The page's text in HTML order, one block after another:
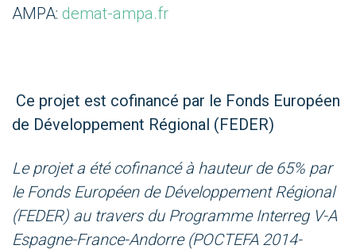
AMPA: demat-ampa.fr
Ce projet est cofinancé par le Fonds Européen
de Développement Régional (FEDER)
Le projet a été cofinancé à hauteur de 65% par
le Fonds Européen de Développement Régional
(FEDER) au travers du Programme Interreg V-A
Espagne-France-Andorre (POCTEFA 2014-